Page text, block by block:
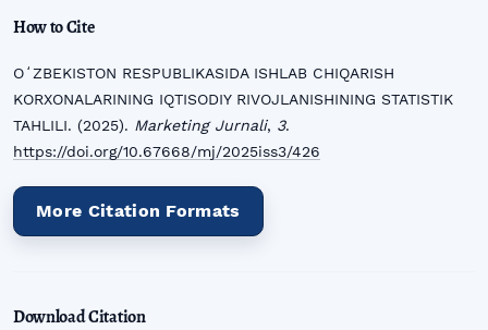
How to Cite
OʻZBEKISTON RESPUBLIKASIDA ISHLAB CHIQARISH
KORXONALARINING IQTISODIY RIVOJLANISHINING STATISTIK
TAHLILI. (2025). Marketing Jurnali, 3.
https://doi.org/10.67668/mj/2025iss3/426
More Citation Formats
Download Citation